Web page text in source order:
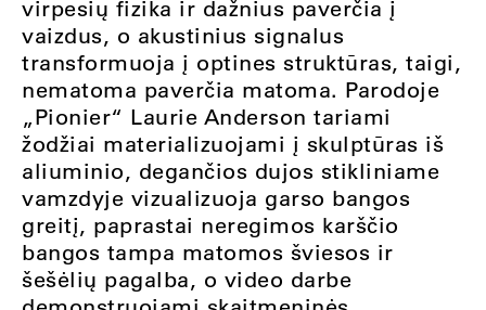
virpesių fizika ir dažnius paverčia į
vaizdus, o akustinius signalus
transformuoja į optines struktūras, taigi,
nematoma paverčia matoma. Parodoje
„Pionier“ Laurie Anderson tariami
žodžiai materializuojami į skulptūras iš
aliuminio, degančios dujos stikliniame
vamzdyje vizualizuoja garso bangos
greitį, paprastai neregimos karščio
bangos tampa matomos šviesos ir
šešėlių pagalba, o video darbe